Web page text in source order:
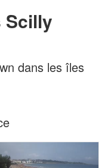
Scilly
dans les îles